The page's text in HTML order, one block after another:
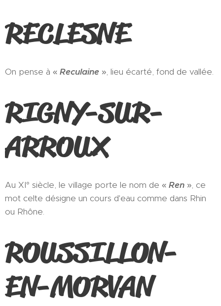
RECLESNE
On pense à « Reculaine », lieu écarté, fond de vallée.
RIGNY-SUR-
ARROUX
Au XI° siècle, le village porte le nom de « Ren », ce
mot celte désigne un cours d'eau comme dans Rhin
ou Rhône.
ROUSSILLON-
EN-MORVAN